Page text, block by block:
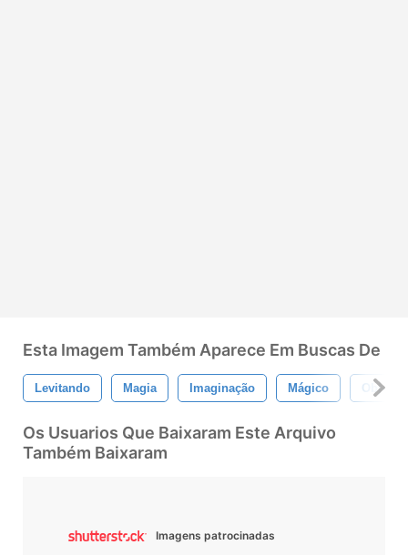
Esta Imagem Também Aparece Em Buscas De
Levitando Magia Imaginação Mágico Objetos
Os Usuarios Que Baixaram Este Arquivo
Também Baixaram
Imagens patrocinadas